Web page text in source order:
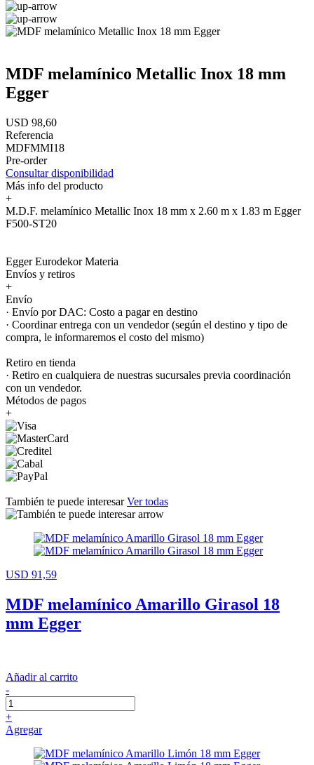
MDF melamínico Metallic Inox 18 mm
Egger
USD 98,60
Referencia
MDFMMI18
Pre-order
Consultar disponibilidad
Más info del producto
+
M.D.F. melamínico Metallic Inox 18 mm x 2.60 m x 1.83 m Egger
F500-ST20
Egger Eurodekor Materia
Envíos y retiros
+
Envío
· Envío por DAC: Costo a pagar en destino
· Coordinar entrega con un vendedor (según el destino y tipo de
compra, le informaremos el costo del mismo)
Retiro en tienda
· Retiro en cualquiera de nuestras sucursales previa coordinación
con un vendedor.
Métodos de pagos
+
También te puede interesarVer todas
USD 91,59
MDF melamínico Amarillo Girasol 18
mm Egger
Añadir al carrito
-
+
Agregar